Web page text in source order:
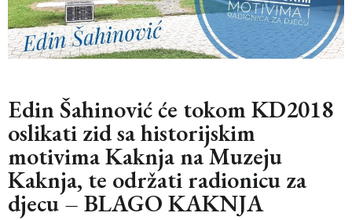
Edin Šahinović će tokom KD2018
oslikati zid sa historijskim
motivima Kaknja na Muzeju
Kaknja, te održati radionicu za
djecu – BLAGO KAKNJA